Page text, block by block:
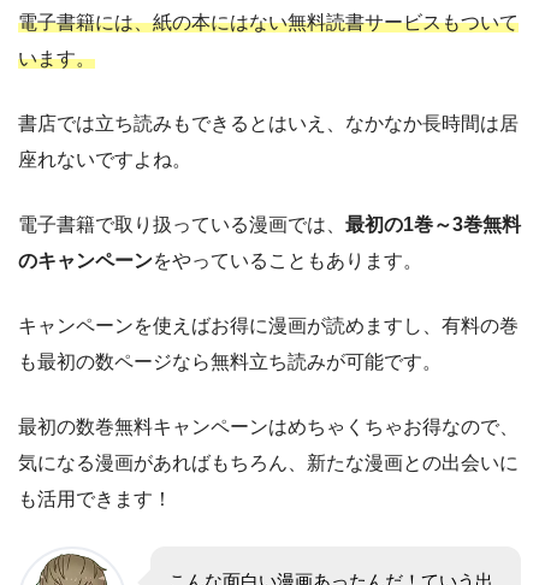
電子書籍には、紙の本にはない無料読書サービスもついて
います。
書店では立ち読みもできるとはいえ、なかなか長時間は居
座れないですよね。
電子書籍で取り扱っている漫画では、 最初の1巻～3巻無料
のキャンペーンをやっていることもあります。
キャンペーンを使えばお得に漫画が読めますし、有料の巻
も最初の数ページなら無料立ち読みが可能です。
最初の数巻無料キャンペーンはめちゃくちゃお得なので、
気になる漫画があればもちろん、新たな漫画との出会いに
も活用できます！
こんな面白い漫画あったんだ！ていう出